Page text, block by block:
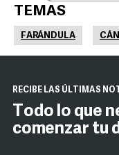
TEMAS
FARÁNDULA
RECIBE LAS ÚLTIMAS
Todo lo que
comenzar tu